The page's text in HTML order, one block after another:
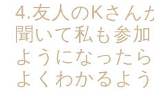
4.友人のKさん
聞いて私も参
ようになった
よくわかるよ